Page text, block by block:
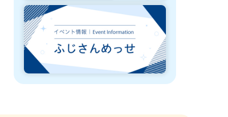
8月3日から3月31日まで開催
富士市庁舎キッチンカー等出店事業
者の募集